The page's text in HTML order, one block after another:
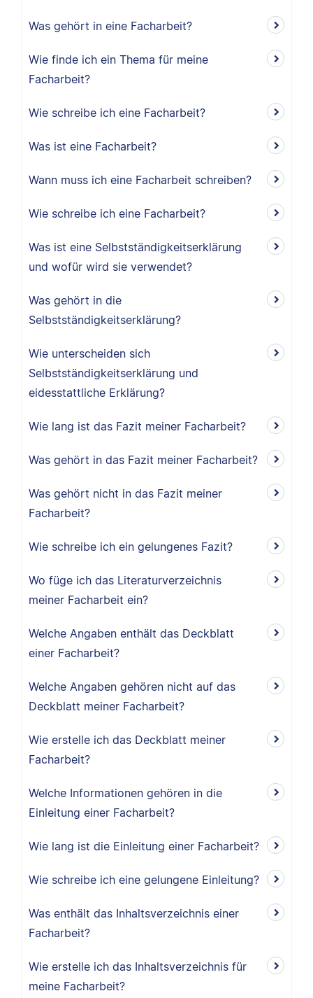
Was gehört in eine Facharbeit?
Wie finde ich ein Thema für meine
Facharbeit?
Wie schreibe ich eine Facharbeit?
Was ist eine Facharbeit?
Wann muss ich eine Facharbeit schreiben?
Wie schreibe ich eine Facharbeit?
Was ist eine Selbstständigkeitserklärung
und wofür wird sie verwendet?
Was gehört in die
Selbstständigkeitserklärung?
Wie unterscheiden sich
Selbstständigkeitserklärung und
eidesstattliche Erklärung?
Wie lang ist das Fazit meiner Facharbeit?
Was gehört in das Fazit meiner Facharbeit?
Was gehört nicht in das Fazit meiner
Facharbeit?
Wie schreibe ich ein gelungenes Fazit?
Wo füge ich das Literaturverzeichnis
meiner Facharbeit ein?
Welche Angaben enthält das Deckblatt
einer Facharbeit?
Welche Angaben gehören nicht auf das
Deckblatt meiner Facharbeit?
Wie erstelle ich das Deckblatt meiner
Facharbeit?
Welche Informationen gehören in die
Einleitung einer Facharbeit?
Wie lang ist die Einleitung einer Facharbeit?
Wie schreibe ich eine gelungene Einleitung?
Was enthält das Inhaltsverzeichnis einer
Facharbeit?
Wie erstelle ich das Inhaltsverzeichnis für
meine Facharbeit?